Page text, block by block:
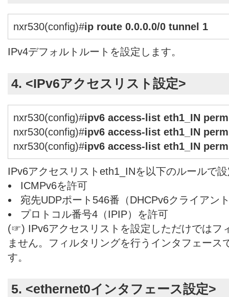
nxr530(config)#ip route 0.0.0.0/0 tunnel 1
IPv4デフォルトルートを設定します。
4. <IPv6アクセスリスト設定>
nxr530(config)#ipv6 access-list eth1_IN
nxr530(config)#ipv6 access-list eth1_IN
nxr530(config)#ipv6 access-list eth1_IN
IPv6アクセスリストeth1_INを以下のルールで
ICMPv6を許可
宛先UDPポート546番（DHCPv6クライアン
プロトコル番号4（IPIP）を許可
(☞) IPv6アクセスリストを設定しただけではフ
ません。フィルタリングを行うインタフェース
す。
5. <ethernet0インタフェース設定>